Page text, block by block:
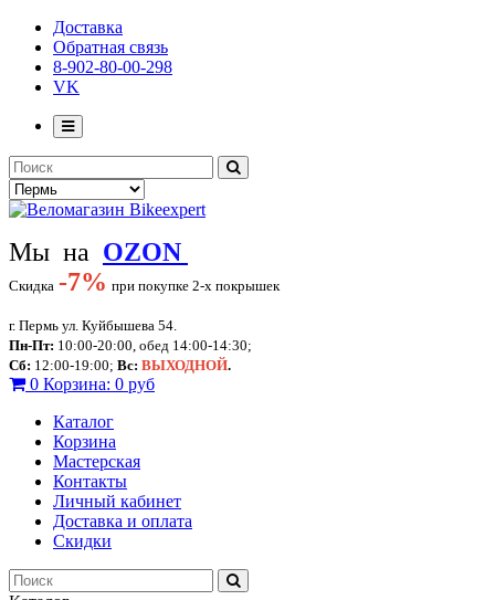
Доставка
Обратная связь
8-902-80-00-298
VK
Мы на OZON
Скидка -7% при покупке 2-х покрышек
г. Пермь ул. Куйбышева 54.
Пн-Пт: 10:00-20:00, обед 14:00-14:30;
Сб: 12:00-19:00; Вс: ВЫХОДНОЙ.
0 Корзина: 0 руб
Каталог
Корзина
Мастерская
Контакты
Личный кабинет
Доставка и оплата
Скидки